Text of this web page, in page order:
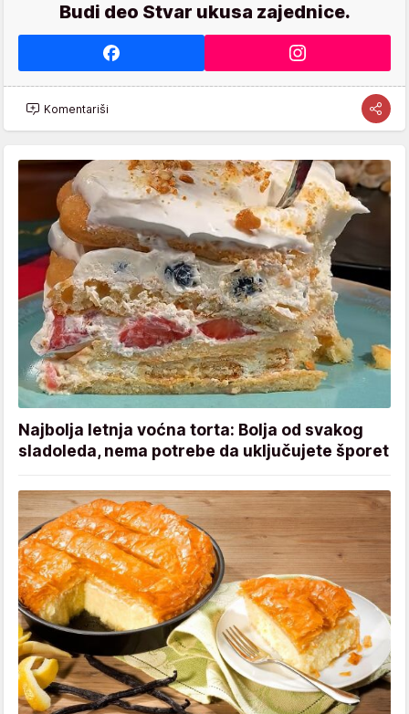
Budi deo Stvar ukusa zajednice.
Komentariši
Najbolja letnja voćna torta: Bolja od svakog
sladoleda, nema potrebe da uključujete šporet